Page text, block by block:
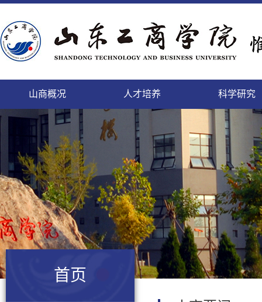
山商概况
精神文明的校园，培养人才的学园
个性发展的乐园，陶冶情操的花园
山商
人才培养
致天下之治者在人才
师者，教之以事而喻诸德
本科生
科学研究
科学研究的进展及其日益扩
充的领域将唤起我们的希望
科研
登高而望远，临海而心阔
依山傍海的她，美景如画，恰如你的风华
正茂
本科生
缓缓西风来，渐渐东风暖
携手赢天下，同创新未来
国内
勤于道义,刚健而日新
这日新月异的变化,来自我们对美好的执着
追求
教工
面朝大海，静待你来
这里有你我最美的梦
人事
微笑最具魅力
细节成就完美
后勤
首页